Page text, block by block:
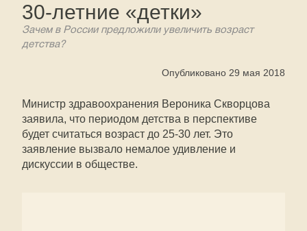
30-летние «детки»
Зачем в России предложили увеличить возраст
детства?
Опубликовано 29 мая 2018
Министр здравоохранения Вероника Скворцова
заявила, что периодом детства в перспективе
будет считаться возраст до 25-30 лет. Это
заявление вызвало немалое удивление и
дискуссии в обществе.